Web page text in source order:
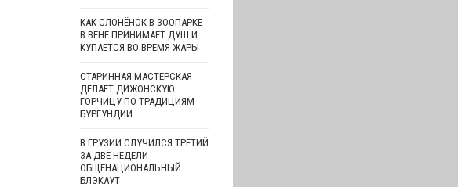
КАК СЛОНЁНОК В ЗООПАРКЕ
В ВЕНЕ ПРИНИМАЕТ ДУШ И
КУПАЕТСЯ ВО ВРЕМЯ ЖАРЫ
СТАРИННАЯ МАСТЕРСКАЯ
ДЕЛАЕТ ДИЖОНСКУЮ
ГОРЧИЦУ ПО ТРАДИЦИЯМ
БУРГУНДИИ
В ГРУЗИИ СЛУЧИЛСЯ ТРЕТИЙ
ЗА ДВЕ НЕДЕЛИ
ОБЩЕНАЦИОНАЛЬНЫЙ
БЛЭКАУТ